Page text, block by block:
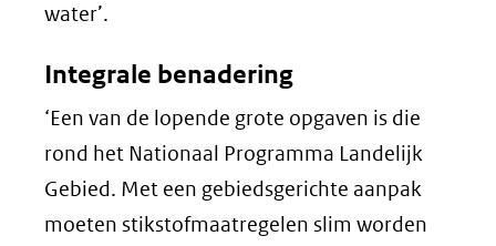
water’.
Integrale benadering
‘Een van de lopende grote opgaven is die
rond het Nationaal Programma Landelijk
Gebied. Met een gebiedsgerichte aanpak
moeten stikstofmaatregelen slim worden